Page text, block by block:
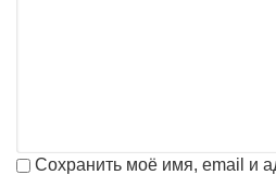
Сохранить моё имя, email и